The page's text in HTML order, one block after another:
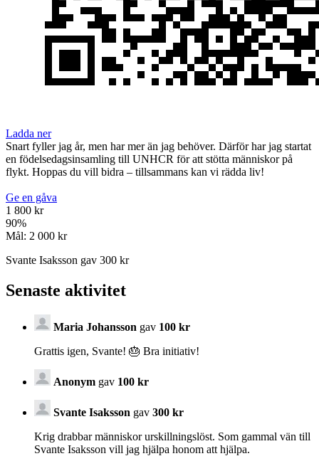
Ladda ner
Snart fyller jag år, men har mer än jag behöver. Därför har jag startat
en födelsedagsinsamling till UNHCR för att stötta människor på
flykt. Hoppas du vill bidra – tillsammans kan vi rädda liv!
Ge en gåva
1 800 kr
90%
Mål: 2 000 kr
Svante Isaksson gav 300 kr
Senaste aktivitet
Maria Johansson gav 100 kr
Grattis igen, Svante! 🎂 Bra initiativ!
Anonym gav 100 kr
Svante Isaksson gav 300 kr
Krig drabbar människor urskillningslöst. Som gammal vän till
Svante Isaksson vill jag hjälpa honom att hjälpa.